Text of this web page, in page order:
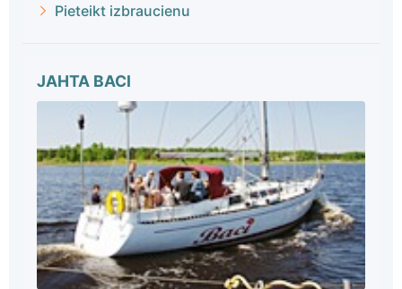
Pieteikt izbraucienu
JAHTA BACI